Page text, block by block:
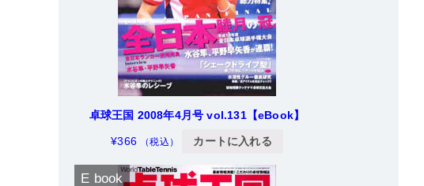
卓球王国 2008年4月号 vol.131【eBook】
¥366 （税込） カートに入れる
E book